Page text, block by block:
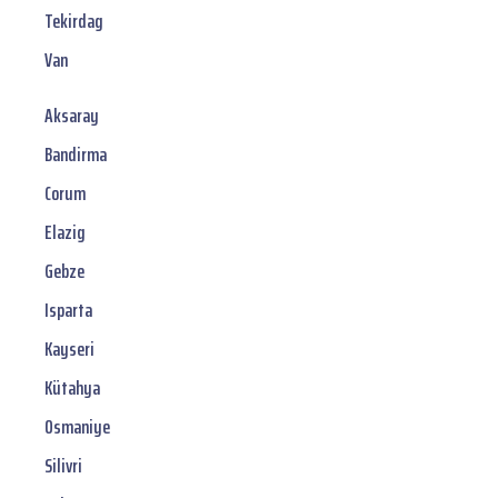
Tekirdag
Van
Aksaray
Bandirma
Corum
Elazig
Gebze
Isparta
Kayseri
Kütahya
Osmaniye
Silivri